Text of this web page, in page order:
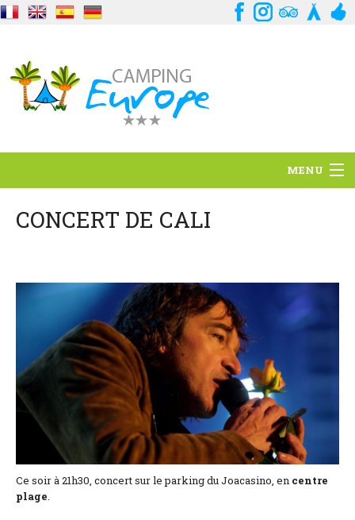
MENU
Standort
Dienstleistungen
Lage und Zufahrt
Kontaktformular
Dokumentation
Nachrichten
Mobilheim und Preise
CONCERT DE CALI
Ce soir à 21h30, concert sur le parking du Joacasino, en centre
plage.